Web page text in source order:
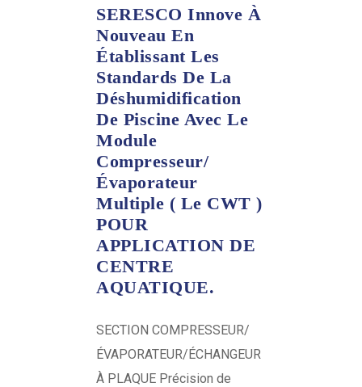
SERESCO Innove À
Nouveau En
Établissant Les
Standards De La
Déshumidification
De Piscine Avec Le
Module
Compresseur/
Évaporateur
Multiple ( Le CWT )
POUR
APPLICATION DE
CENTRE
AQUATIQUE.
SECTION COMPRESSEUR/
ÉVAPORATEUR/ÉCHANGEUR
À PLAQUE Précision de